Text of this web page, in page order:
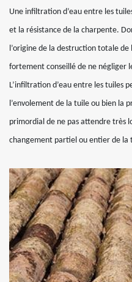
Une infiltration d’eau entre les
et la résistance de la charpente.
l’origine de la destruction totale
fortement conseillé de ne négliger
L’infiltration d’eau entre les tuiles
l’envolement de la tuile ou bien la
primordial de ne pas attendre très
changement partiel ou entier de la